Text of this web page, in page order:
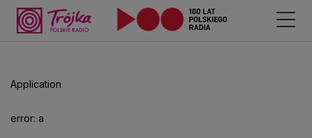
Application
error: a
aby
odtwarzać.